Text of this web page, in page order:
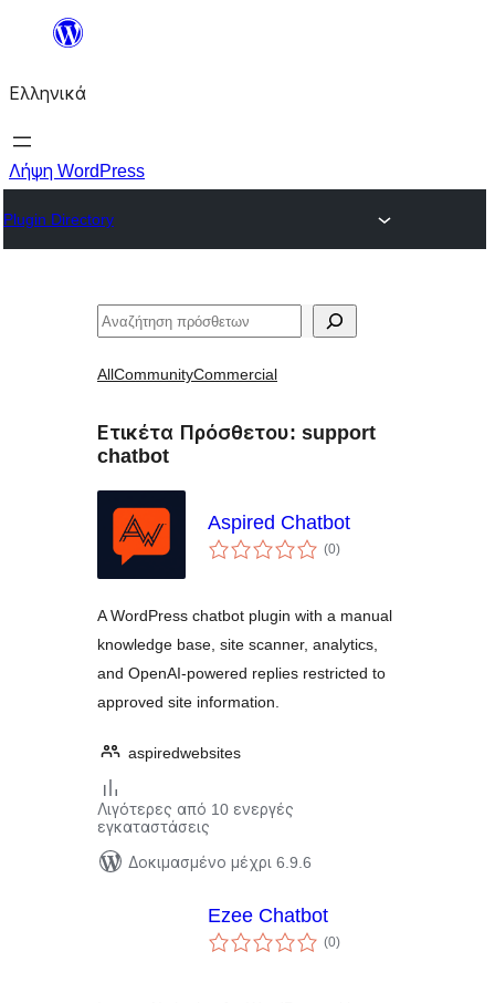
Μετάβαση
περιεχόμενο
Ελληνικά
Λήψη WordPress
Plugin Directory
Αναζήτηση
AllCommunityCommercial
Ετικέτα Πρόσθετου: support
chatbot
Aspired Chatbot
(0αξιολογήσεις
σύνολο
)
A WordPress chatbot plugin with a manual
knowledge base, site scanner, analytics,
and OpenAI-powered replies restricted to
approved site information.
aspiredwebsites
Λιγότερες από 10 ενεργές
εγκαταστάσεις
Δοκιμασμένο μέχρι 6.9.6
Ezee Chatbot
(0αξιολογήσεις
σύνολο
)